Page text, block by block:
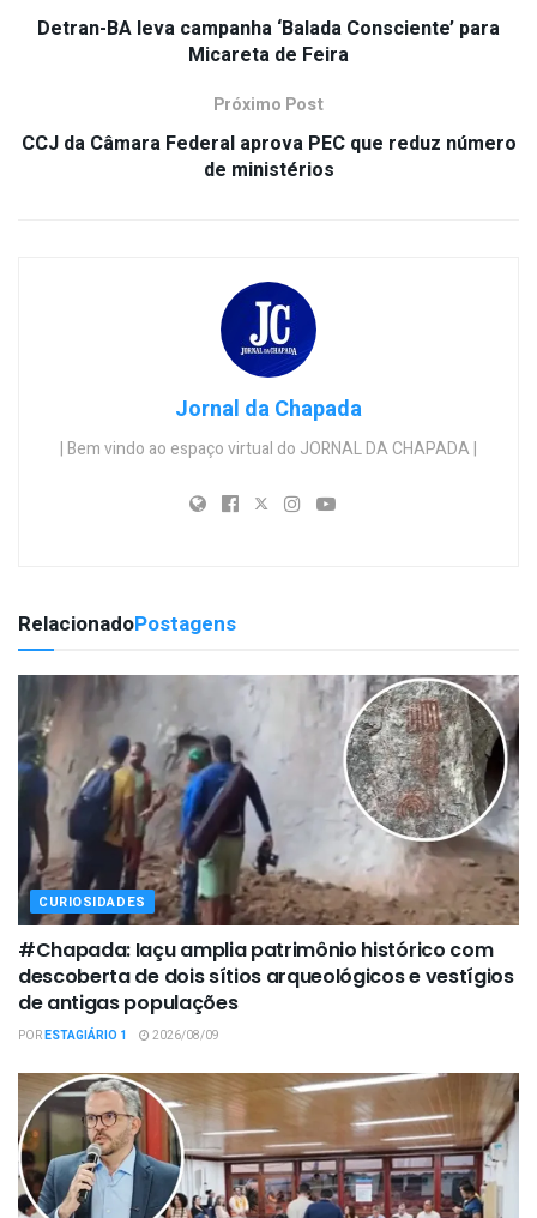
Detran-BA leva campanha ‘Balada Consciente’ para
Micareta de Feira
Próximo Post
CCJ da Câmara Federal aprova PEC que reduz número
de ministérios
Jornal da Chapada
| Bem vindo ao espaço virtual do JORNAL DA CHAPADA |
RelacionadoPostagens
CURIOSIDADES
#Chapada: Iaçu amplia patrimônio histórico com
descoberta de dois sítios arqueológicos e vestígios
de antigas populações
PORESTAGIÁRIO 1 2026/08/09